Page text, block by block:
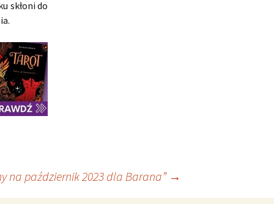
skłoni do
na październik 2023 dla Barana” →